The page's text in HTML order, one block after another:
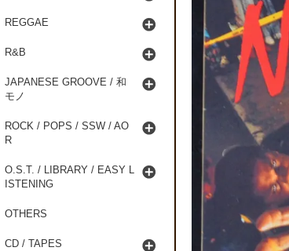
REGGAE
R&B
JAPANESE GROOVE / 和
モノ
ROCK / POPS / SSW / AO
R
O.S.T. / LIBRARY / EASY L
ISTENING
OTHERS
CD / TAPES